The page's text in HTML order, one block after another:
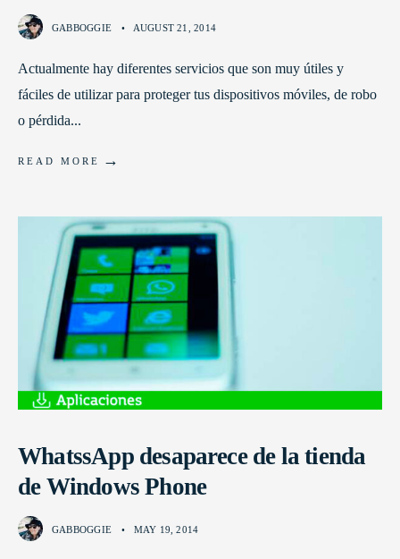
GABBOGGIE • AUGUST 21, 2014
Actualmente hay diferentes servicios que son muy útiles y
fáciles de utilizar para proteger tus dispositivos móviles, de robo
o pérdida...
READ MORE →
WhatssApp desaparece de la tienda
de Windows Phone
GABBOGGIE • MAY 19, 2014